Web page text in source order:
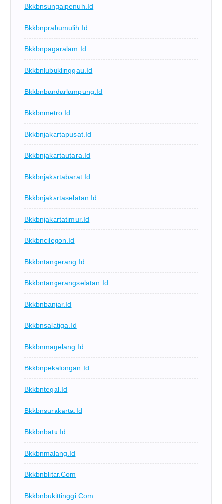
Bkkbnsungaipenuh.id
Bkkbnprabumulih.id
Bkkbnpagaralam.id
Bkkbnlubuklinggau.id
Bkkbnbandarlampung.id
Bkkbnmetro.id
Bkkbnjakartapusat.id
Bkkbnjakartautara.id
Bkkbnjakartabarat.id
Bkkbnjakartaselatan.id
Bkkbnjakartatimur.id
Bkkbncilegon.id
Bkkbntangerang.id
Bkkbntangerangselatan.id
Bkkbnbanjar.id
Bkkbnsalatiga.id
Bkkbnmagelang.id
Bkkbnpekalongan.id
Bkkbntegal.id
Bkkbnsurakarta.id
Bkkbnbatu.id
Bkkbnmalang.id
Bkkbnblitar.com
Bkkbnbukittinggi.com